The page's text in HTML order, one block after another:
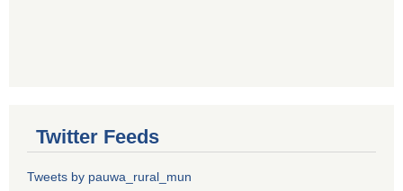
Twitter Feeds
Tweets by pauwa_rural_mun